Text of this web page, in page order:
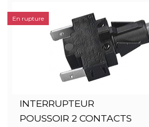
INTERRUPTEUR
POUSSOIR 2 CONTACTS
En rupture